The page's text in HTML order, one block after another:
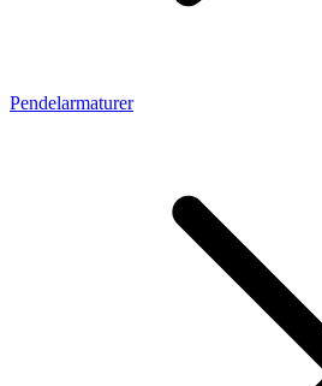
Pendelarmaturer